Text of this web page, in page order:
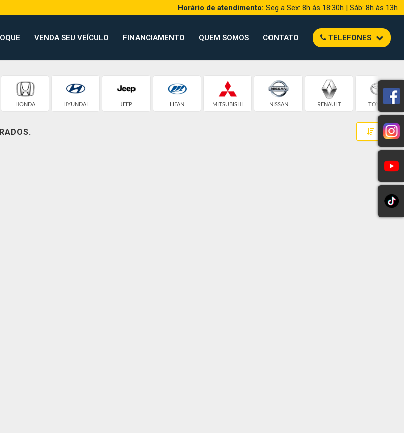
Horário de atendimento: Seg a Sex: 8h às 18:30h | Sáb: 8h às 13h
VENDA SEU VEÍCULO FINANCIAMENTO QUEM SOMOS CONTATO TELEFONES
HONDA HYUNDAI JEEP LIFAN MITSUBISHI NISSAN RENAULT TOYOTA
Toggle